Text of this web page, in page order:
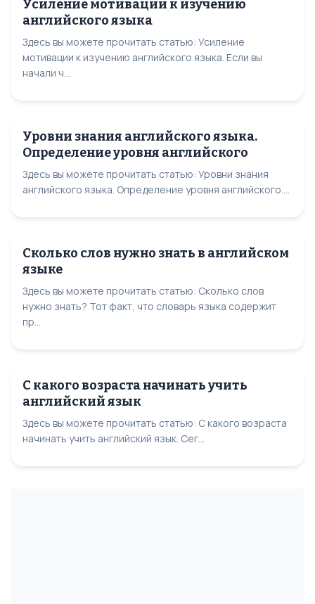
Усиление мотивации к изучению
английского языка
Здесь вы можете прочитать статью: Усиление
мотивации к изучению английского языка. Если вы
начали ч...
Уровни знания английского языка.
Определение уровня английского
Здесь вы можете прочитать статью: Уровни знания
английского языка. Определение уровня английского....
Сколько слов нужно знать в английском
языке
Здесь вы можете прочитать статью: Сколько слов
нужно знать? Тот факт, что словарь языка содержит
пр...
С какого возраста начинать учить
английский язык
Здесь вы можете прочитать статью: С какого возраста
начинать учить английский язык. Сег...